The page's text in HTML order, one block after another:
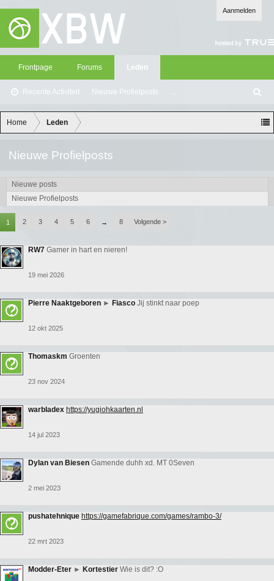
Aanmelden
Frontpage Forums Leden
Recente Activiteit Nieuwe Profielposts ...
oe
ke
n
Home Leden
Nieuwe Profielposts
Nieuwe posts
Nieuwe Profielposts
1 2 3 4 5 6 → 8 Volgende >
RW7 Gamer in hart en nieren!
19 mei 2026
Pierre Naaktgeboren ► Fiasco Jij stinkt naar poep
12 okt 2025
Thomaskm Groenten
23 nov 2024
warbladex https://yugiohkaarten.nl
14 jul 2023
Dylan van Biesen Gamende duhh xd. MT 0Seven
2 mei 2023
pushatehnique https://gamefabrique.com/games/rambo-3/
22 mrt 2023
Modder-Eter ► Kortestier Wie is dit? :O